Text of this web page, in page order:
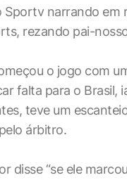
Sportv narrando em
rezando pai-
o jogo com
falta para o Brasil,
teve um
árbitro.
disse “se ele